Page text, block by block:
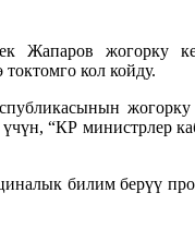
Жапаров жогорку
кол койду.
“КР министрлер
билим берүү